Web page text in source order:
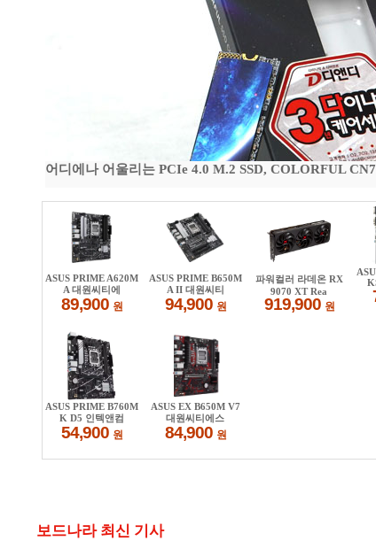
어디에나 어울리는 PCIe 4.0 M.2 SSD, COLORFUL
보드나라 최신 기사